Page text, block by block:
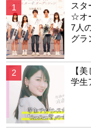
スタ
☆オ
7人
グラ
【
学生